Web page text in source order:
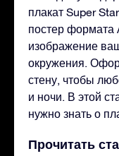
плакат Super
постер формата
изображение
окружения.
стену, чтобы
и ночи. В этой
нужно знать о
Прочитать